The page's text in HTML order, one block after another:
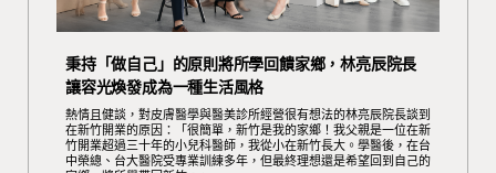
秉持「做自己」的原則將所學回饋家鄉，林亮辰院長
讓容光煥發成為一種生活風格
熱情且健談，對皮膚醫學與醫美診所經營很有想法的林亮辰院長談到
在新竹開業的原因：「很簡單，新竹是我的家鄉！我父親是一位在新
竹開業超過三十年的小兒科醫師，我從小在新竹長大。學醫後，在台
中榮總、台大醫院受專業訓練多年，但最終理想還是希望回到自己的